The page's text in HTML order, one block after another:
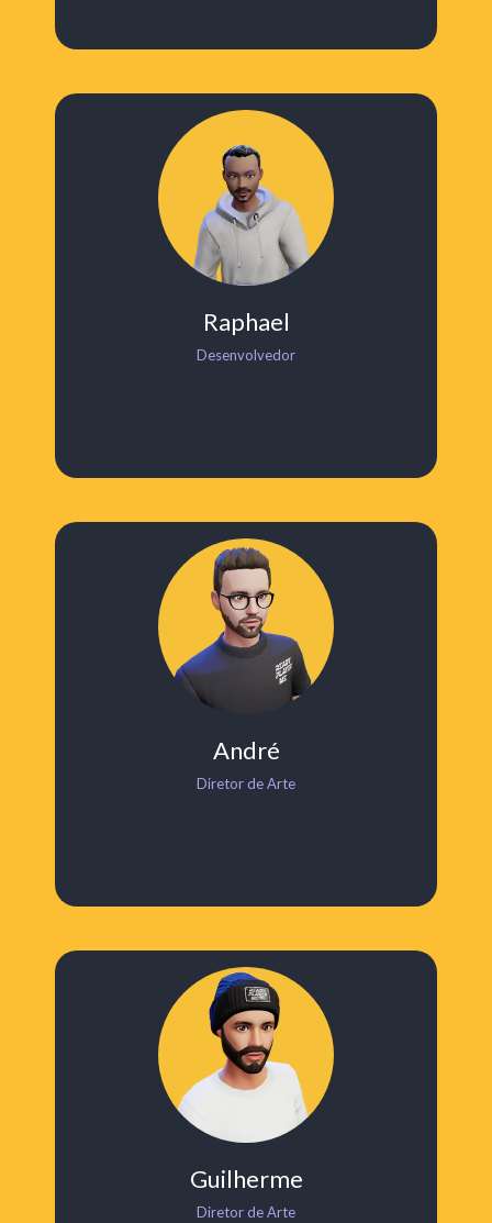
Raphael
Desenvolvedor
André
Diretor de Arte
Guilherme
Diretor de Arte